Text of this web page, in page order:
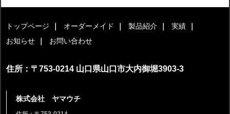
トップページ オーダーメイド 製品紹介
実績
お知らせ
お問い合わせ
住所：〒753-0214 山口県山口市大内御堀3903-3
株式会社 ヤマウチ